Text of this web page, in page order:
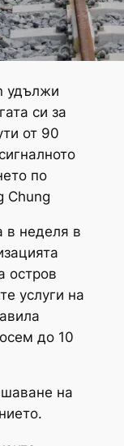
удължи
си за
от 90
по
Chung
в неделя в
остров
услуги на
до 10
на